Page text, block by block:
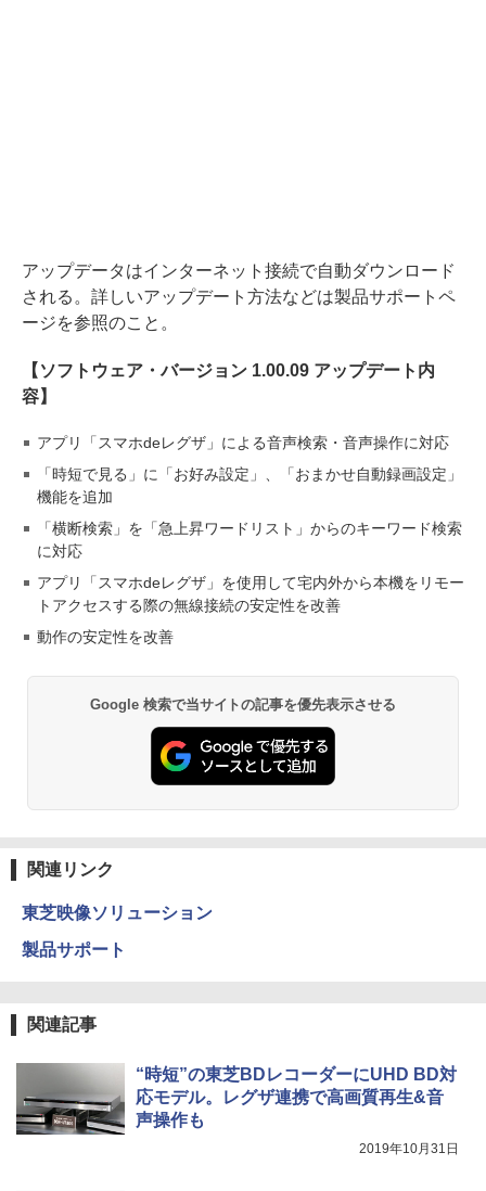
アップデータはインターネット接続で自動ダウンロード
される。詳しいアップデート方法などは製品サポートペ
ージを参照のこと。
【ソフトウェア・バージョン 1.00.09 アップデート内
容】
アプリ「スマホdeレグザ」による音声検索・音声操作に対応
「時短で見る」に「お好み設定」、「おまかせ自動録画設定」
機能を追加
「横断検索」を「急上昇ワードリスト」からのキーワード検索
に対応
アプリ「スマホdeレグザ」を使用して宅内外から本機をリモー
トアクセスする際の無線接続の安定性を改善
動作の安定性を改善
Google 検索で当サイトの記事を優先表示させる
関連リンク
東芝映像ソリューション
製品サポート
関連記事
“時短”の東芝BDレコーダーにUHD BD対
応モデル。レグザ連携で高画質再生&音
声操作も
2019年10月31日